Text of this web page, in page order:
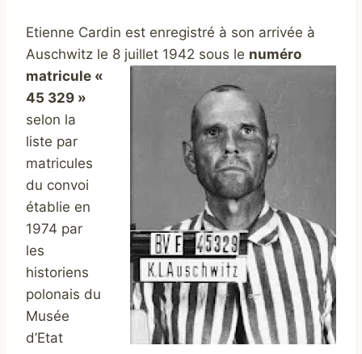
Etienne Cardin est enregistré à son arrivée à
Auschwitz le 8 juillet 1942 sous le numéro
matricule «
45 329 »
selon la
liste par
matricules
du convoi
établie en
1974 par
les
historiens
polonais du
Musée
d’Etat